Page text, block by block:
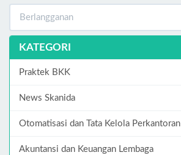
KATEGORI
Praktek BKK
News Skanida
Otomatisasi dan Tata Kelola Perkantoran
Akuntansi dan Keuangan Lembaga